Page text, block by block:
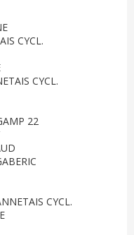
CYCL.
CYCL.
22
CYCL.